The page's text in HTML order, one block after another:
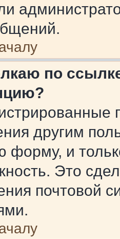
по
другим
форму, и
Это
почтовой